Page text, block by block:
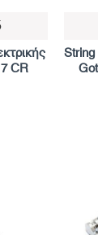
CR